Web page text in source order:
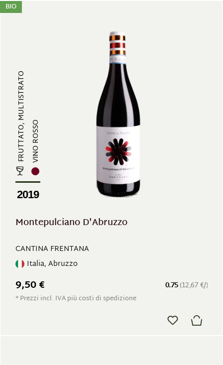
BIO
FRUTTATO, MULTISTRATOVINO ROSSO
2019
Montepulciano D'Abruzzo
CANTINA FRENTANA
Italia, Abruzzo
0.75(12,67 €/)
9,50 €
* Prezzi incl. IVA più costi di spedizione